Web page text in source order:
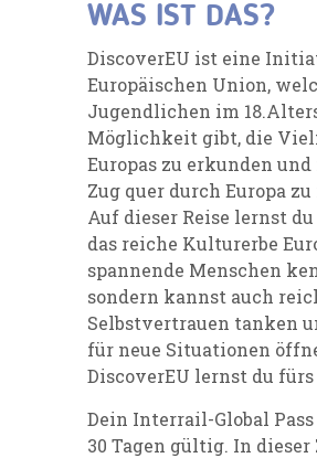
WAS IST DAS?
DiscoverEU ist eine
Europäischen Union,
Jugendlichen im
Möglichkeit gibt, die
Europas zu erkunden
Zug quer durch Europa zu
Auf dieser Reise lernst
das reiche Kulturerbe
spannende Menschen
sondern kannst auch
Selbstvertrauen tanken
für neue Situationen
DiscoverEU lernst du fürs
Dein Interrail-Global
30 Tagen gültig. In dieser